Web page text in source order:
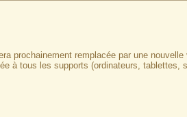
prochainement remplacée par une nouvelle
à tous les supports (ordinateurs, tablettes,